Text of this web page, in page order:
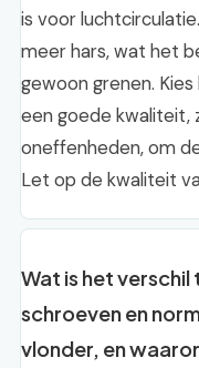
is voor
meer hars, wat het
gewoon grenen.
een goede kwaliteit,
oneffenheden, om
Let op de kwaliteit
Wat is het
schroeven en
vlonder, en